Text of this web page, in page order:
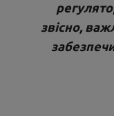
звісно,